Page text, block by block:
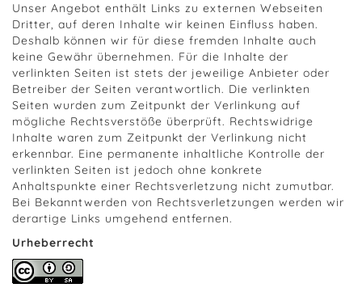
Unser Angebot enthält Links zu externen Webseiten
Dritter, auf deren Inhalte wir keinen Einfluss haben.
Deshalb können wir für diese fremden Inhalte auch
keine Gewähr übernehmen. Für die Inhalte der
verlinkten Seiten ist stets der jeweilige Anbieter oder
Betreiber der Seiten verantwortlich. Die verlinkten
Seiten wurden zum Zeitpunkt der Verlinkung auf
mögliche Rechtsverstöße überprüft. Rechtswidrige
Inhalte waren zum Zeitpunkt der Verlinkung nicht
erkennbar. Eine permanente inhaltliche Kontrolle der
verlinkten Seiten ist jedoch ohne konkrete
Anhaltspunkte einer Rechtsverletzung nicht zumutbar.
Bei Bekanntwerden von Rechtsverletzungen werden wir
derartige Links umgehend entfernen.
Urheberrecht